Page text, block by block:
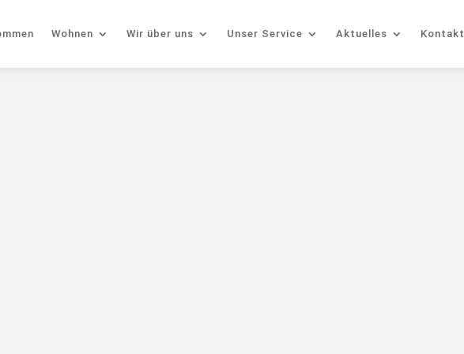
Wohnen Wir über uns Unser Service Aktuelles Kontakt